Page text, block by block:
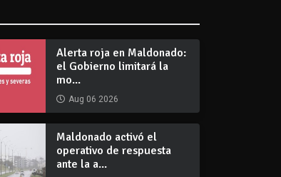
Alerta roja en Maldonado:
el Gobierno limitará la
mo...
Aug 06 2026
Maldonado activó el
operativo de respuesta
ante la a...